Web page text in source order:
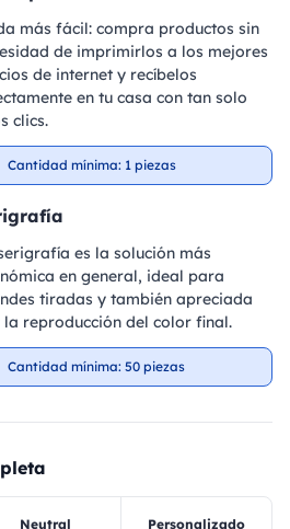
más fácil: compra productos sin
de imprimirlos a los mejores
de internet y recíbelos
en tu casa con tan solo
clics.
Cantidad mínima: 1 piezas
es la solución más
en general, ideal para
tiradas y también apreciada
la reproducción del color final.
Cantidad mínima: 50 piezas
Neutral Personalizado